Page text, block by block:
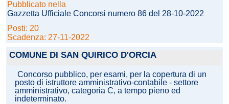
Pubblicato nella
Gazzetta Ufficiale Concorsi numero 86 del 28-10-2022
Posti: 20
Scadenza: 27-11-2022
COMUNE DI SAN QUIRICO D'ORCIA
Concorso pubblico, per esami, per la copertura di un
posto di istruttore amministrativo-contabile - settore
amministrativo, categoria C, a tempo pieno ed
indeterminato.